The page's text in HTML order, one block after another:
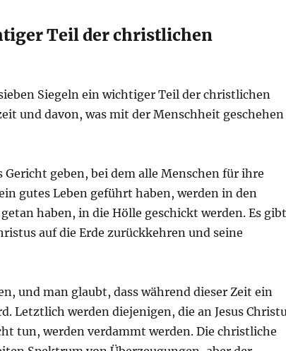
Teil der christlichen
Siegeln ein wichtiger Teil der christlichen
und davon, was mit der Menschheit geschehen
geben, bei dem alle Menschen für ihre
gutes Leben geführt haben, werden in den
haben, in die Hölle geschickt werden. Es gibt
auf die Erde zurückkehren und seine
und man glaubt, dass während dieser Zeit ein
Letztlich werden diejenigen, die an Jesus
tun, werden verdammt werden. Die christliche